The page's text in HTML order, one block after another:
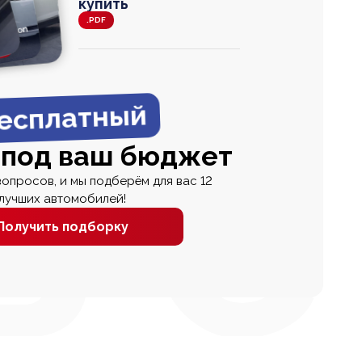
000
купить
.PDF
ваш бюджет
и мы подберём для вас 12
автомобилей!
подборку